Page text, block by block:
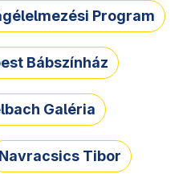
Program
Bábszínház
Galéria
Navracsics Tibor